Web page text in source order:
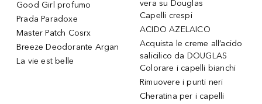
Good Girl profumo
Prada Paradoxe
Master Patch Cosrx
Breeze Deodorante Argan
La vie est belle
vera su Douglas
Capelli crespi
ACIDO AZELAICO
Acquista le creme all’acido
salicilico da DOUGLAS
Colorare i capelli bianchi
Rimuovere i punti neri
Cheratina per i capelli